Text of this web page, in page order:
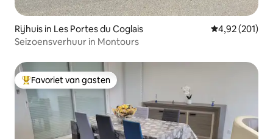
Rijhuis in Les Portes du Coglais Gemiddelde
4,92 (201)
Seizoensverhuur in Montours
Topfavoriet van gasten
Favoriet van gasten